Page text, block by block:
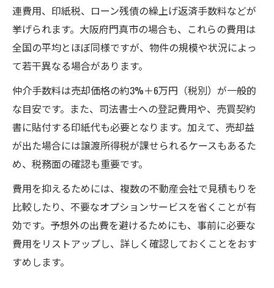
連費用、印紙税、ローン残債の繰上げ返済手数料などが
挙げられます。大阪府門真市の場合も、これらの費用は
全国の平均とほぼ同様ですが、物件の規模や状況によっ
て若干異なる場合があります。
仲介手数料は売却価格の約3%＋6万円（税別）が一般的
な目安です。また、司法書士への登記費用や、売買契約
書に貼付する印紙代も必要となります。加えて、売却益
が出た場合には譲渡所得税が課せられるケースもあるた
め、税務面の確認も重要です。
費用を抑えるためには、複数の不動産会社で見積もりを
比較したり、不要なオプションサービスを省くことが有
効です。予想外の出費を避けるためにも、事前に必要な
費用をリストアップし、詳しく確認しておくことをおす
すめします。